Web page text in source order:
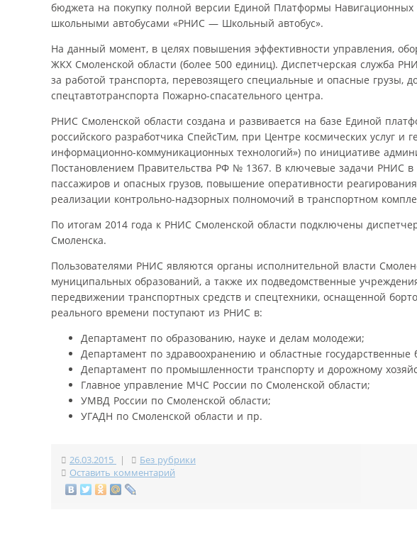
бюджета на покупку полной версии Единой Платформы
школьными автобусами «РНИС — Школьный автобус».
На данный момент, в целях повышения эффективности управления,
ЖКХ Смоленской области (более 500 единиц). Диспетчерская служба
за работой транспорта, перевозящего специальные и опасные грузы,
спецтавтотранспорта Пожарно-спасательного центра.
РНИС Смоленской области создана и развивается на базе Единой
российского разработчика СпейсТим, при Центре космических услуг
информационно-коммуникационных технологий») по инициативе
Постановлением Правительства РФ № 1367. В ключевые задачи РНИС
пассажиров и опасных грузов, повышение оперативности
реализации контрольно-надзорных полномочий в транспортном
По итогам 2014 года к РНИС Смоленской области подключены
Смоленска.
Пользователями РНИС являются органы исполнительной власти
муниципальных образований, а также их подведомственные
передвижении транспортных средств и спецтехники, оснащенной
реального времени поступают из РНИС в:
Департамент по образованию, науке и делам молодежи;
Департамент по здравоохранению и областные
Департамент по промышленности транспорту и дорожному
Главное управление МЧС России по Смоленской области;
УМВД России по Смоленской области;
УГАДН по Смоленской области и пр.
26.03.2015 |
Без рубрики
Оставить комментарий